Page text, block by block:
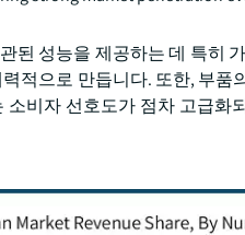
된 성능을 제공하는 데 특히
적으로 만듭니다. 또한, 부
비자 선호도가 점차 고급